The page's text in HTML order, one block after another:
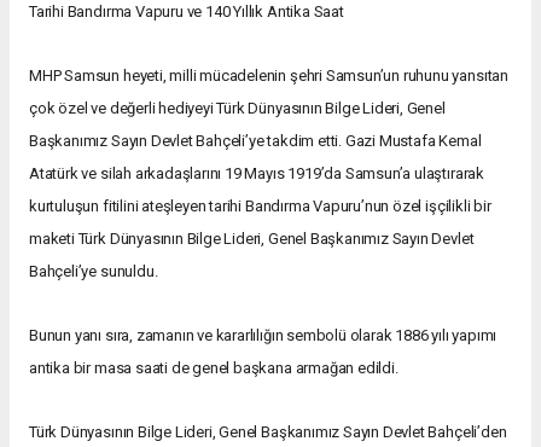
Tarihi Bandırma Vapuru ve 140 Yıllık Antika Saat
MHP Samsun heyeti, milli mücadelenin şehri Samsun’un ruhunu yansıtan
çok özel ve değerli hediyeyi Türk Dünyasının Bilge Lideri, Genel
Başkanımız Sayın Devlet Bahçeli’ye takdim etti. Gazi Mustafa Kemal
Atatürk ve silah arkadaşlarını 19 Mayıs 1919’da Samsun’a ulaştırarak
kurtuluşun fitilini ateşleyen tarihi Bandırma Vapuru’nun özel işçilikli bir
maketi Türk Dünyasının Bilge Lideri, Genel Başkanımız Sayın Devlet
Bahçeli’ye sunuldu.
Bunun yanı sıra, zamanın ve kararlılığın sembolü olarak 1886 yılı yapımı
antika bir masa saati de genel başkana armağan edildi.
Türk Dünyasının Bilge Lideri, Genel Başkanımız Sayın Devlet Bahçeli’den